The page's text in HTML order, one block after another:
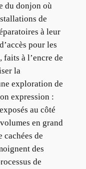
du donjon où
de
à leur
pour les
faits à l’encre de
la
exploration de
expression :
au côté
en grand
de
des
de